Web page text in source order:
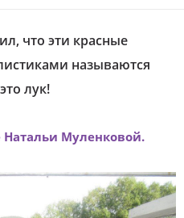
что эти красные
называются
лук!
Натальи Муленковой.